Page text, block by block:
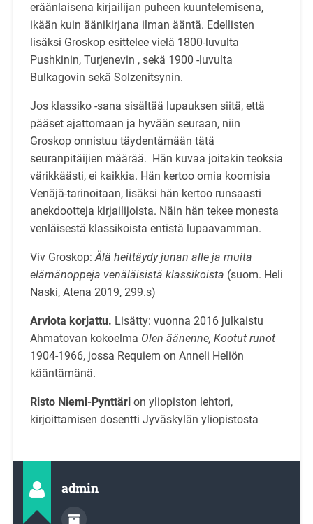
eräänlaisena kirjailijan puheen kuuntelemisena,
ikään kuin äänikirjana ilman ääntä. Edellisten
lisäksi Groskop esittelee vielä 1800-luvulta
Pushkinin, Turjenevin , sekä 1900 -luvulta
Bulkagovin sekä Solzenitsynin.
Jos klassiko -sana sisältää lupauksen siitä, että
pääset ajattomaan ja hyvään seuraan, niin
Groskop onnistuu täydentämään tätä
seuranpitäijien määrää. Hän kuvaa joitakin teoksia
värikkäästi, ei kaikkia. Hän kertoo omia koomisia
Venäjä-tarinoitaan, lisäksi hän kertoo runsaasti
anekdootteja kirjailijoista. Näin hän tekee monesta
venläisestä klassikoista entistä lupaavamman.
Viv Groskop:Älä heittäydy junan alle ja muita
elämänoppeja venäläisistä klassikoista (suom. Heli
Naski, Atena 2019, 299.s)
Arviota korjattu. Lisätty: vuonna 2016 julkaistu
Ahmatovan kokoelma Olen äänenne, Kootut runot
1904-1966, jossa Requiem on Anneli Heliön
kääntämänä.
Risto Niemi-Pynttärion yliopiston lehtori,
kirjoittamisen dosentti Jyväskylän yliopistosta
admin